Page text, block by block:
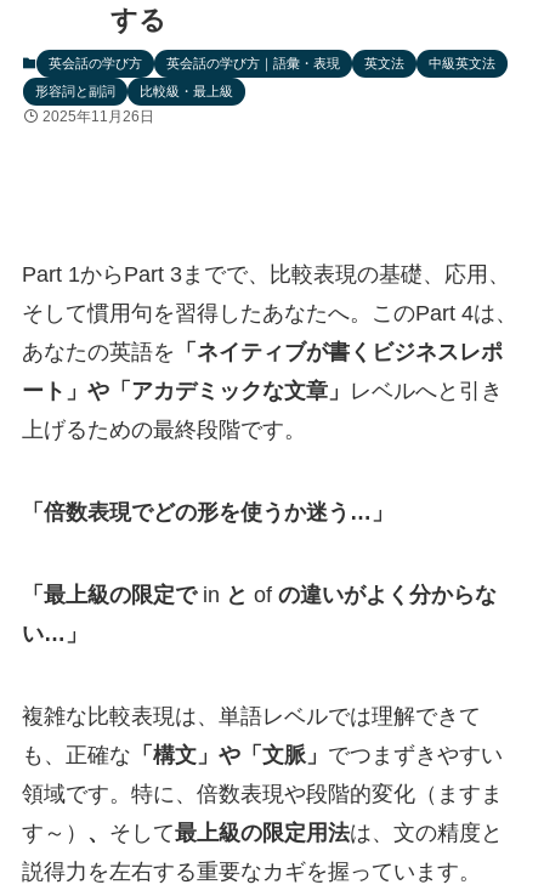
する
英会話の学び方 英会話の学び方｜語彙・表現 英文法
中級英文法
形容詞と副詞
比較級・最上級
2025年11月26日
Part 1からPart 3までで、比較表現の基礎、応用、
そして慣用句を習得したあなたへ。このPart 4は、
あなたの英語を 「ネイティブが書くビジネスレポ
ート」や「アカデミックな文章」 レベルへと引き
上げるための最終段階です。
「倍数表現でどの形を使うか迷う…」
「最上級の限定で in と ofの違いがよく分からな
い…」
複雑な比較表現は、単語レベルでは理解できて
も、正確な 「構文」や「文脈」 でつまずきやすい
領域です。特に、倍数表現や段階的変化（ますま
す～）
、 そして最上級の限定用法は、文の精度と
説得力を左右する重要なカギを握っています。